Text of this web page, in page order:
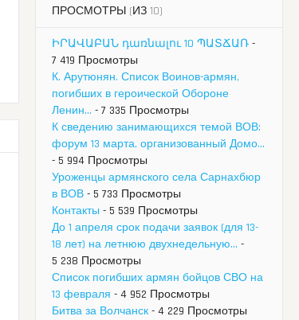
ПРОСМОТРЫ (ИЗ 10)
ԻՐԱՎԱԲԱՆ դառնալու 10 ՊԱՏՃԱՌ -
7 419 Просмотры
К. Арутюнян. Список Воинов-армян,
погибших в героической Обороне
Ленин... - 7 335 Просмотры
К сведению занимающихся темой ВОВ:
форум 13 марта, организованный Домо...
- 5 994 Просмотры
Уроженцы армянского села Сарнахбюр
в ВОВ - 5 733 Просмотры
Контакты - 5 539 Просмотры
До 1 апреля срок подачи заявок (для 13-
18 лет) на летнюю двухнедельную... -
5 238 Просмотры
Список погибших армян бойцов СВО на
13 февраля - 4 952 Просмотры
Битва за Волчанск - 4 229 Просмотры